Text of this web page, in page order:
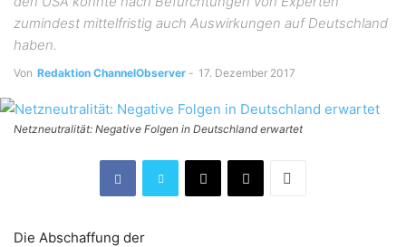
zumindest mittelfristig auch Auswirkungen auf Deutschland
haben.
Von Redaktion ChannelObserver - 17. Dezember 2017
Netzneutralität: Negative Folgen in Deutschland erwartet
Die Abschaffung der